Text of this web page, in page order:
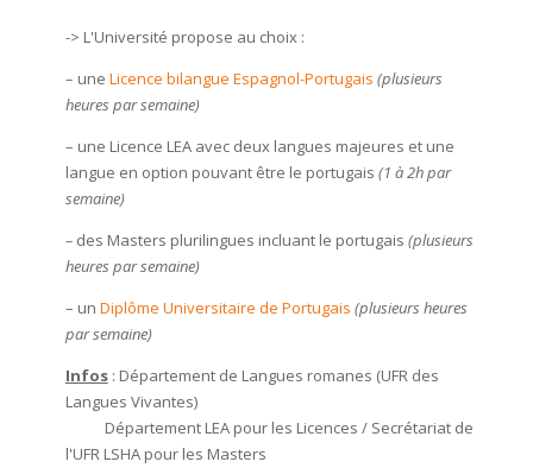
-> L'Université propose au choix :
– une Licence bilangue Espagnol-Portugais (plusieurs
heures par semaine)
– une Licence LEA avec deux langues majeures et une
langue en option pouvant être le portugais (1 à 2h par
semaine)
–des Masters plurilingues incluant le portugais (plusieurs
heures par semaine)
– un Diplôme Universitaire de Portugais (plusieurs heures
par semaine)
Infos: Département de Langues romanes (UFR des
Langues Vivantes)
Département LEA pour les Licences / Secrétariat de
l'UFR LSHA pour les Masters